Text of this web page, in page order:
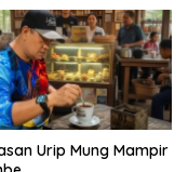
Urip Mung Mampir